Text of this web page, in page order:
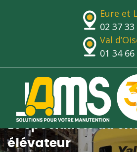
Eure et
02 37 33
Val
01 34
Le spécialiste du
élévateur